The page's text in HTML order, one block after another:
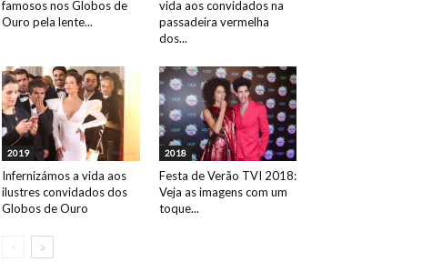
famosos nos Globos de
Ouro pela lente...
vida aos convidados na
passadeira vermelha
dos...
2019
Infernizámos a vida aos
ilustres convidados dos
Globos de Ouro
2018
Festa de Verão TVI 2018:
Veja as imagens com um
toque...